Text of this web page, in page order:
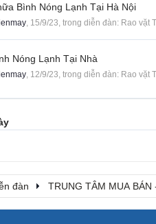
Bình Nóng Lạnh Tại Hà Nội
, 15/9/23, trong diễn đàn: Rao vặt
Nóng Lạnh Tại Nhà
, 12/9/23, trong diễn đàn: Rao vặt
đàn TRUNG TÂM MUA BÁN